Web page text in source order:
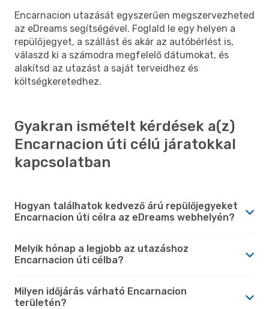
Encarnacion utazását egyszerűen megszervezheted
az eDreams segítségével. Foglald le egy helyen a
repülőjegyet, a szállást és akár az autóbérlést is,
válaszd ki a számodra megfelelő dátumokat, és
alakítsd az utazást a saját terveidhez és
költségkeretedhez.
Gyakran ismételt kérdések a(z)
Encarnacion úti célú járatokkal
kapcsolatban
Hogyan találhatok kedvező árú repülőjegyeket
Encarnacion úti célra az eDreams webhelyén?
Melyik hónap a legjobb az utazáshoz
Encarnacion úti célba?
Milyen időjárás várható Encarnacion
területén?